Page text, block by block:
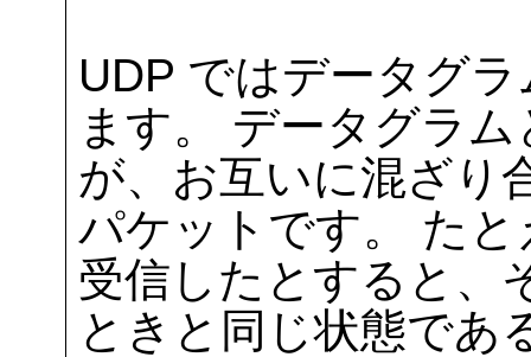
UDP ではデータグ
ます。 データグラ
が、お互いに混ざり
パケットです。 た
受信したとすると、
ときと同じ状態であ